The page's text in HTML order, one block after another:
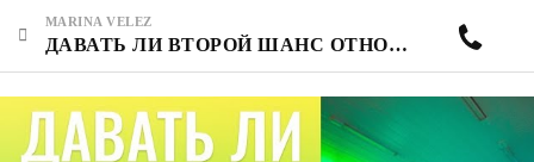
MARINA VELEZ
ДАВАТЬ ЛИ ВТОРОЙ ШАНС ОТНОШЕНИЯМ? КАК ПЕРЕСТАТЬ ВОЛНОВАТЬСЯ? КАК БОРОТЬСЯ С СОМНЕНИЯМИ?